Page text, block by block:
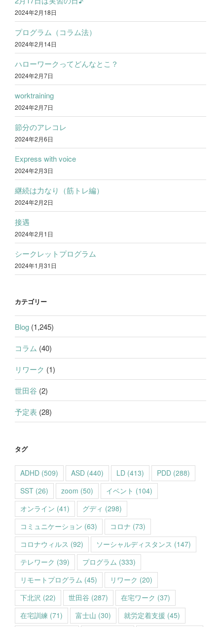
2024年2月18日
プログラム（コラム法）
2024年2月14日
ハローワークってどんなとこ？
2024年2月7日
worktraining
2024年2月7日
節分のアレコレ
2024年2月6日
Express with voice
2024年2月3日
継続は力なり（筋トレ編）
2024年2月2日
接遇
2024年2月1日
シークレットプログラム
2024年1月31日
カテゴリー
Blog (1,245)
コラム (40)
リワーク (1)
世田谷 (2)
予定表 (28)
タグ
ADHD (509) ASD (440) LD (413) PDD (288)
SST (26) zoom (50) イベント (104)
オンライン (41) グディ (298)
コミュニケーション (63) コロナ (73)
コロナウィルス (92) ソーシャルディスタンス (147)
テレワーク (39) プログラム (333)
リモートプログラム (45) リワーク (20)
下北沢 (22) 世田谷 (287) 在宅ワーク (37)
在宅訓練 (71) 富士山 (30) 就労定着支援 (45)